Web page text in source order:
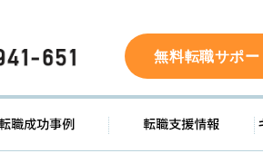
0120-941-651 無料転職サポ
転職成功事例